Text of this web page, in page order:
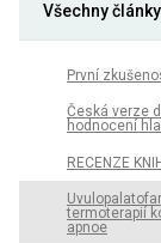
Všechny
První
Česká verze
hodnocení
RECENZE
termoterapií
apnoe